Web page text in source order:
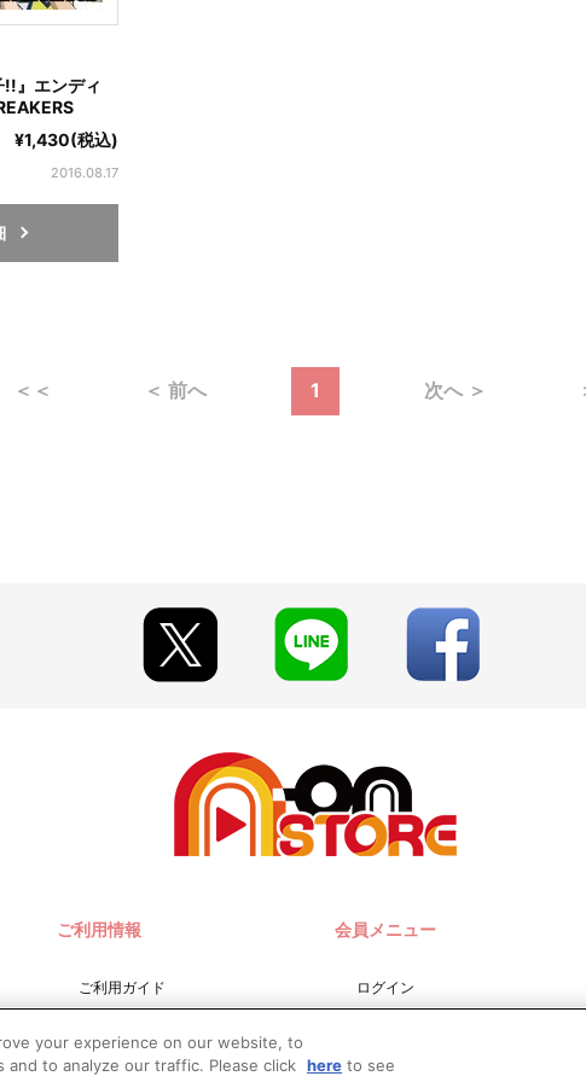
』エンディ
¥1,430(税込)
2016.08.17
＜＜ ＜ 前へ 1 次へ ＞
ご利用情報
ご利用ガイド
お問い合わせ
会員メニュー
ログイン
新規会員登録
your experience on our website, to
to analyze our traffic. Please click here to see